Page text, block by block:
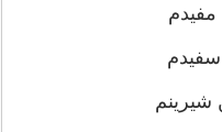
مفیدم